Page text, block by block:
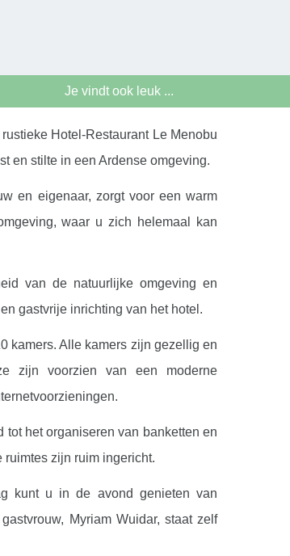
Je vindt ook leuk ...
Hotel-Restaurant Le Menobu
en stilte in een Ardense omgeving.
en eigenaar, zorgt voor een warm
waar u zich helemaal kan
van de natuurlijke omgeving en
gastvrije inrichting van het hotel.
kamers. Alle kamers zijn gezellig en
zijn voorzien van een moderne
tot het organiseren van banketten en
zijn ruim ingericht.
kunt u in de avond genieten van
Myriam Wuidar, staat zelf